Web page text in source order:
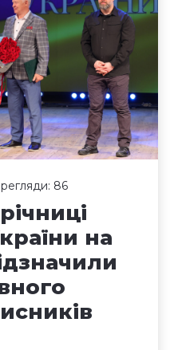
86
на